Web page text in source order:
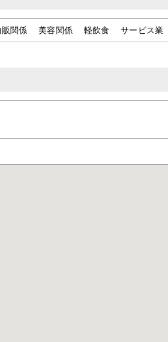
関係 美容関係 軽飲食 サービス業